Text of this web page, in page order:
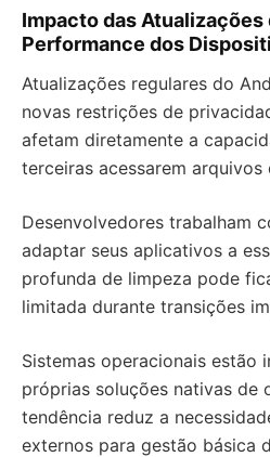
Impacto das Atualizações
Performance dos
Atualizações regulares do
novas restrições de
afetam diretamente a
terceiras acessarem arquivos
Desenvolvedores trabalham
adaptar seus aplicativos a
profunda de limpeza pode
limitada durante transições
Sistemas operacionais estão
próprias soluções nativas de
tendência reduz a
externos para gestão básica